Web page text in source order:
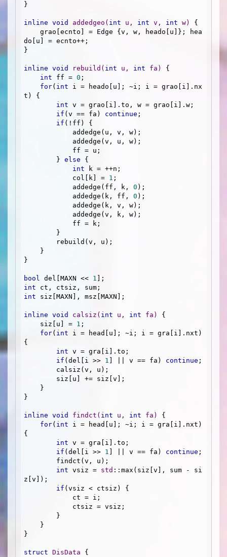
}
inline void addedgeo ( int u, int v, int w)
{
do[u] = ecnto++;
}
inline void rebuild ( int u, int fa)
{
int ff = 0 ;
for( int i = heado[u]; ~i; i = grao[i].nx
t) {
int v = grao[i].to, w = grao[i].w;
if (v == fa) continue ;
if (!ff) {
        }
else {
int k = ++n;
            col[k] =
1 ;
            addedge(ff, k,
0 );
            addedge(k, ff,
0 );
}
bool del[MAXN << 1
int
int siz[MAXN], msz[MAXN];
inline void calsiz ( int u, int fa)
{
    siz[u] =
1 ;
for( int i = head[u]; ~i; i = gra[i].nxt)
{
int v = gra[i].to;
if (del[i >> 1 ] || v == fa) continue ;
}
inline void findct ( int u, int fa)
{
for( int i = head[u]; ~i; i = gra[i].nxt)
{
int v = gra[i].to;
if (del[i >> 1 ] || v == fa) continue ;
int vsiz = std ::max(siz[v], sum - si
z[v]);
if (vsiz < ctsiz) {
}
struct DisData {